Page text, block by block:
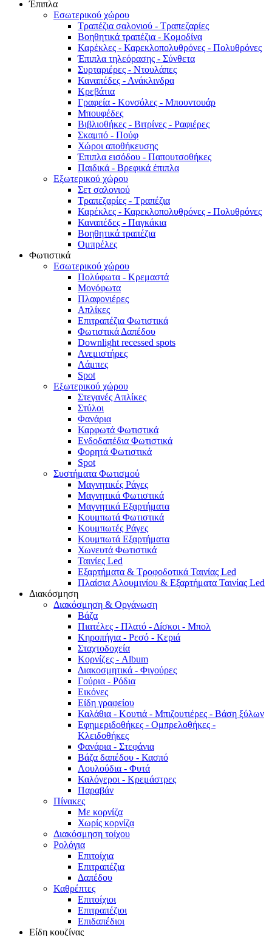
Έπιπλα
Εσωτερικού χώρου
Τραπέζια σαλονιού - Τραπεζαρίες
Βοηθητικά τραπέζια - Κομοδίνα
Καρέκλες - Καρεκλοπολυθρόνες - Πολυθρόνες
Έπιπλα τηλεόρασης - Σύνθετα
Συρταριέρες - Ντουλάπες
Καναπέδες - Ανάκλινδρα
Κρεβάτια
Γραφεία - Κονσόλες - Μπουντουάρ
Μπουφέδες
Βιβλιοθήκες - Βιτρίνες - Ραφιέρες
Σκαμπό - Πούφ
Χώροι αποθήκευσης
Έπιπλα εισόδου - Παπουτσοθήκες
Παιδικά - Βρεφικά έπιπλα
Εξωτερικού χώρου
Σετ σαλονιού
Τραπεζαρίες - Τραπέζια
Καρέκλες - Καρεκλοπολυθρόνες - Πολυθρόνες
Καναπέδες - Παγκάκια
Βοηθητικά τραπέζια
Ομπρέλες
Φωτιστικά
Εσωτερικού χώρου
Πολύφωτα - Κρεμαστά
Μονόφωτα
Πλαφονιέρες
Απλίκες
Επιτραπέζια Φωτιστικά
Φωτιστικά Δαπέδου
Downlight recessed spots
Ανεμιστήρες
Λάμπες
Spot
Εξωτερικού χώρου
Στεγανές Απλίκες
Στύλοι
Φανάρια
Καρφωτά Φωτιστικά
Ενδοδαπέδια Φωτιστικά
Φορητά Φωτιστικά
Spot
Συστήματα Φωτισμού
Μαγνητικές Ράγες
Μαγνητικά Φωτιστικά
Μαγνητικά Εξαρτήματα
Κουμπωτά Φωτιστικά
Κουμπωτές Ράγες
Κουμπωτά Εξαρτήματα
Χωνευτά Φωτιστικά
Ταινίες Led
Εξαρτήματα & Τροφοδοτικά Ταινίας Led
Πλαίσια Αλουμινίου & Εξαρτήματα Ταινίας Led
Διακόσμηση
Διακόσμηση & Οργάνωση
Βάζα
Πιατέλες - Πλατό - Δíσκοι - Μπολ
Κηροπήγια - Ρεσό - Κεριά
Σταχτοδοχεία
Κορνίζες - Album
Διακοσμητικά - Φιγούρες
Γούρια - Ρόδια
Εικόνες
Είδη γραφείου
Καλάθια - Κουτιά - Μπιζουτιέρες - Βάση ξύλων
Εφημεριδοθήκες - Ομπρελοθήκες -
Κλειδοθήκες
Φανάρια - Στεφάνια
Βάζα δαπέδου - Κασπό
Λουλούδια - Φυτά
Καλόγεροι - Κρεμάστρες
Παραβάν
Πίνακες
Με κορνίζα
Χωρίς κορνίζα
Διακόσμηση τοίχου
Ρολόγια
Επιτοίχια
Επιτραπέζια
Δαπέδου
Καθρέπτες
Επιτοίχιοι
Επιτραπέζιοι
Επιδαπέδιοι
Είδη κουζίνας